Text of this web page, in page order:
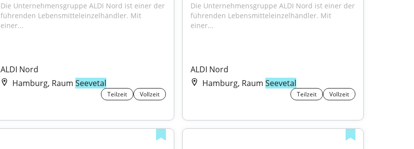
Die Unternehmensgruppe ALDI Nord ist einer der
führenden Lebensmitteleinzelhändler. Mit
einer...
ALDI Nord
Hamburg, RaumSeevetal
Teilzeit Vollzeit
Die Unternehmensgruppe ALDI Nord ist einer der
führenden Lebensmitteleinzelhändler. Mit
einer...
ALDI Nord
Hamburg, Raum Seevetal
Teilzeit Vollzeit